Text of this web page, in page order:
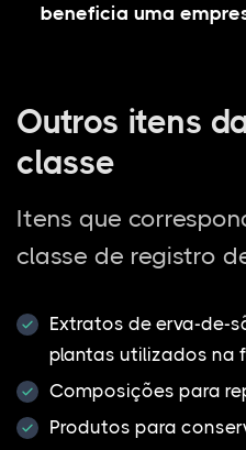
beneficia uma
Outros itens
classe
Itens que
classe de registro
Extratos de erva-de-
plantas utilizados na
Composições para
Produtos para